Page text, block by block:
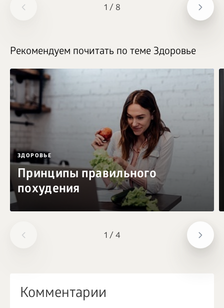
1 / 8
1 / 4
Рекомендуем почитать по теме Здоровье
ЗДОРОВЬЕ
Принципы правильного
похудения
Комментарии